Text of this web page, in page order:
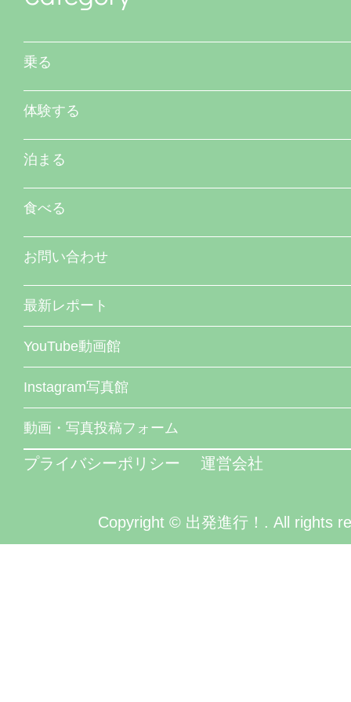
乗る
体験する
泊まる
食べる
お問い合わせ
最新レポート
YouTube動画館
Instagram写真館
動画・写真投稿フォーム
プライバシーポリシー 運営会社
Copyright © 出発進行！. All rights